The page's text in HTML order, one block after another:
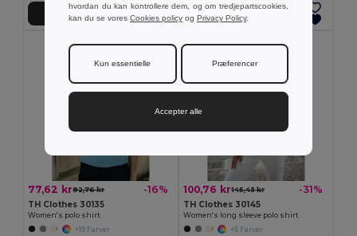
77,62 kr92,76 kr -16%
TH Clothes 30135
Women's polo shirt
+19 Farver
100,76 kr145,43 kr -31%
TH Clothes 30145
Women's long sleeve polo shirt
+5 Farver
hvordan du kan kontrollere dem, og om tredjepartscookies,
kan du se vores Cookies policy og Privacy Policy.
Kun essentielle Præferencer
Accepter alle